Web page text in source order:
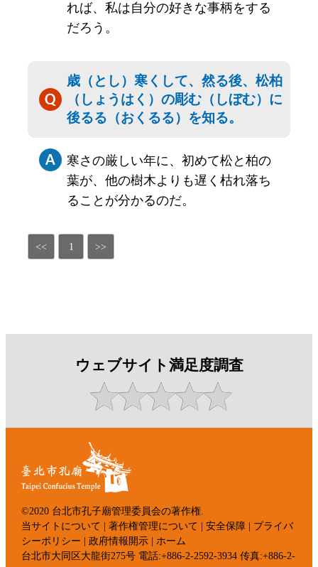
れば、私は自分の好きな事柄をする
だろう。
歳（とし）寒くして、然る後、松柏
（しょうはく）の彫む（しぼむ）に
後るる（おくるる）を知る。
寒さの厳しい年に、初めて松と柏の
葉が、他の樹木よりも遅く枯れ落ち
ることが分かるのだ。
<< 1 >>
ウェブサイト満足度調査
©2020 台北市孔子廟管理委員会の著作権.
当サイトについて | 著作権管理について | 安全保障| プライバ
シーポリシー | 政府情報開示| ホーム
台北市大同区大龍街275号 電話:+886-2-2592-3934 传真:+886-2-